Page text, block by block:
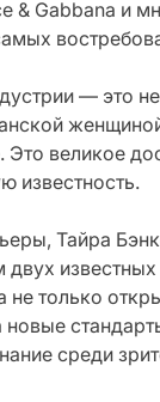
& Gabbana и
— это
Это великое
известность.
Тайра
двух
не только
новые
среди